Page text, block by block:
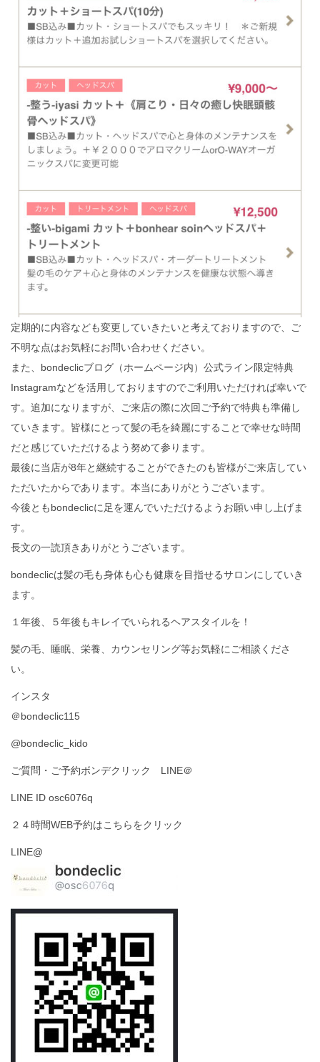
定期的に内容なども変更していきたいと考えておりますので、ご
不明な点はお気軽にお問い合わせください。
また、bondeclicブログ（ホームページ内）公式ライン限定特典
Instagramなどを活用しておりますのでご利用いただければ幸いで
す。追加になりますが、ご来店の際に次回ご予約で特典も準備し
ていきます。皆様にとって髪の毛を綺麗にすることで幸せな時間
だと感じていただけるよう努めて参ります。
最後に当店が8年と継続することができたのも皆様がご来店してい
ただいたからであります。本当にありがとうございます。
今後ともbondeclicに足を運んでいただけるようお願い申し上げま
す。
長文の一読頂きありがとうございます。
bondeclicは髪の毛も身体も心も健康を目指せるサロンにしていき
ます。
１年後、５年後もキレイでいられるヘアスタイルを！
髪の毛、睡眠、栄養、カウンセリング等お気軽にご相談くださ
い。
インスタ
＠bondeclic115
@bondeclic_kido
ご質問・ご予約ボンデクリック LINE＠
LINE ID osc6076q
２４時間WEB予約はこちらをクリック
LINE@